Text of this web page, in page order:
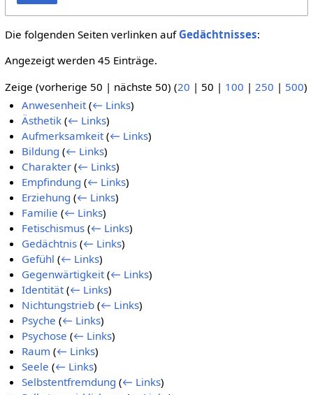
Die folgenden Seiten verlinken auf Gedächtnisses:
Angezeigt werden 45 Einträge.
Zeige (vorherige 50 | nächste 50) (20 | 50 | 100 | 250 | 500)
Anwesenheit (← Links)
Ästhetik (← Links)
Aufmerksamkeit (← Links)
Bildung (← Links)
Charakter (← Links)
Empfindung (← Links)
Erziehung (← Links)
Familie (← Links)
Fetischismus (← Links)
Gedächtnis (← Links)
Gefühl (← Links)
Gegenwärtigkeit (← Links)
Identität (← Links)
Nichtungstrieb (← Links)
Psyche (← Links)
Psychose (← Links)
Raum (← Links)
Seele (← Links)
Selbstentfremdung (← Links)